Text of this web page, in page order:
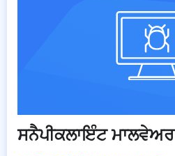
ਸਨੈਪੀਕਲਾਇੰਟ ਮਾਲਵੇਅਰ